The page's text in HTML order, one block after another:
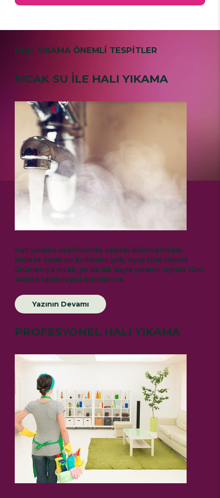
HALI YIKAMA ÖNEMLİ TESPİTLER
SICAK SU İLE HALI YIKAMA
Halı yıkama sektöründe sebebi bilinmemekle
birlikte sıcak su kullanımı yok, oysa tüm tekstil
ürünleri ya sıcak, ya da ılık suyla yıkanır. Ayrıca tüm
tekstil temizleyici ürünleri ve
Yazının Devamı
PROFESYONEL HALI YIKAMA